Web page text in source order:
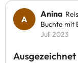
Anina
Buchte mit
Juli 2023
Ausgezeichnet